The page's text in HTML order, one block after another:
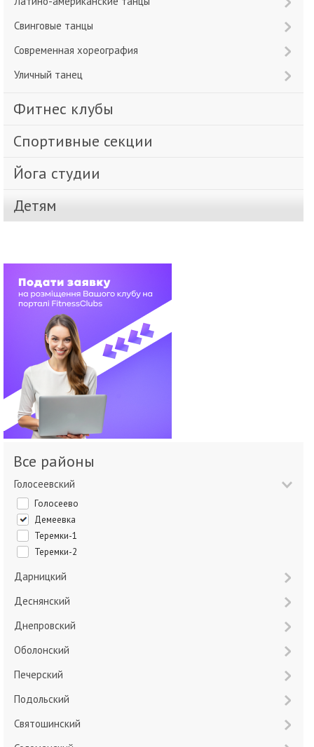
Свинговые танцы
Современная хореография
Уличный танец
Фитнес клубы
Спортивные секции
Йога студии
Детям
Все районы
Голосеевский
Голосеево
Демеевка
Теремки-1
Теремки-2
Дарницкий
Деснянский
Днепровский
Оболонский
Печерский
Подольский
Святошинский